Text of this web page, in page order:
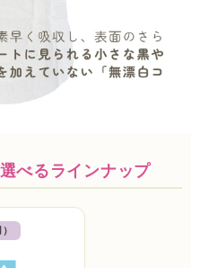
べるラインナップ